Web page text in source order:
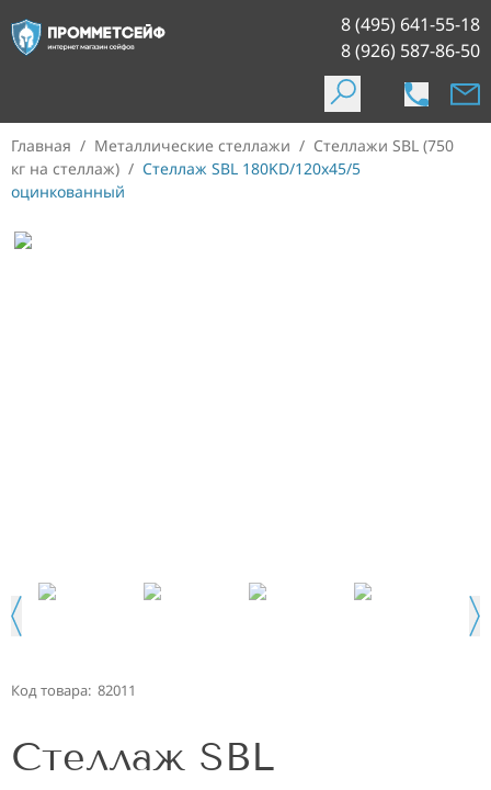
8 (495) 641-55-18
8 (926) 587-86-50
Главная / Металлические стеллажи / Стеллажи SBL (750
кг на стеллаж) / Стеллаж SBL 180KD/120x45/5
оцинкованный
Код товара: 82011
Стеллаж SBL